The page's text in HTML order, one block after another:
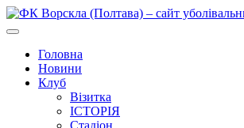
Головна
Новини
Клуб
Візитка
ІСТОРІЯ
Стадіон